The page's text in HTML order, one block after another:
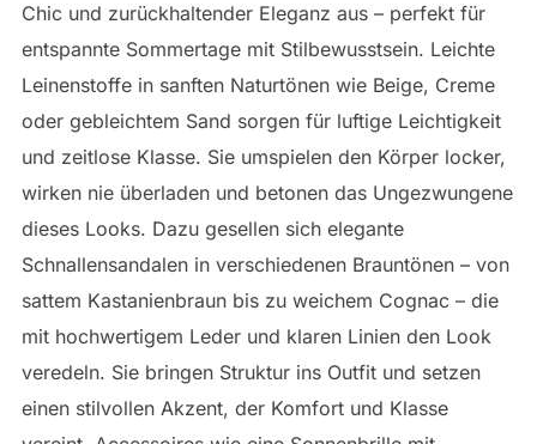
Chic und zurückhaltender Eleganz aus – perfekt für
entspannte Sommertage mit Stilbewusstsein. Leichte
Leinenstoffe in sanften Naturtönen wie Beige, Creme
oder gebleichtem Sand sorgen für luftige Leichtigkeit
und zeitlose Klasse. Sie umspielen den Körper locker,
wirken nie überladen und betonen das Ungezwungene
dieses Looks. Dazu gesellen sich elegante
Schnallensandalen in verschiedenen Brauntönen – von
sattem Kastanienbraun bis zu weichem Cognac – die
mit hochwertigem Leder und klaren Linien den Look
veredeln. Sie bringen Struktur ins Outfit und setzen
einen stilvollen Akzent, der Komfort und Klasse